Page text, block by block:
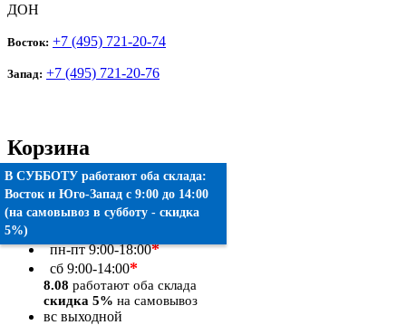
ДОН
Восток: +7 (495) 721-20-74
Запад: +7 (495) 721-20-76
Корзина
Товаров:0 шт.
Оформить заказ
пн-пт9:00-18:00*
сб 9:00-14:00*
8.08 работают оба склада
скидка 5% на самовывоз
вс выходной
В СУББОТУ работают оба склада:
Восток и Юго-Запад c 9:00 до 14:00
(на самовывоз в субботу - скидка
5%)